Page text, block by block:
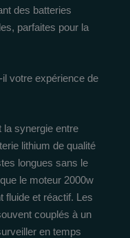
des batteries
parfaites pour la
votre expérience de
la synergie entre
lithium de qualité
longues sans le
le moteur 2000w
fluide et réactif. Les
couplés à un
en temps